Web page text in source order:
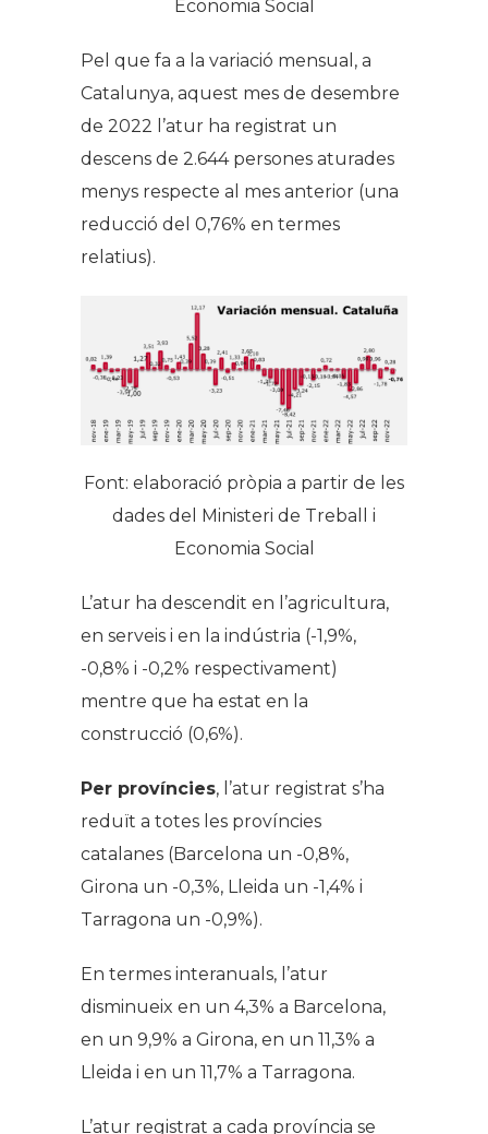
Economia Social
Pel que fa a la variació mensual, a
Catalunya, aquest mes de desembre
de 2022 l’atur ha registrat un
descens de 2.644 persones aturades
menys respecte al mes anterior (una
reducció del 0,76% en termes
relatius).
Font: elaboració pròpia a partir de les
dades del Ministeri de Treball i
Economia Social
L’atur ha descendit en l’agricultura,
en serveis i en la indústria (-1,9%,
-0,8% i -0,2% respectivament)
mentre que ha estat en la
construcció (0,6%).
Per províncies, l’atur registrat s’ha
reduït a totes les províncies
catalanes (Barcelona un -0,8%,
Girona un -0,3%, Lleida un -1,4% i
Tarragona un -0,9%).
En termes interanuals, l’atur
disminueix en un 4,3% a Barcelona,
en un 9,9% a Girona, en un 11,3% a
Lleida i en un 11,7% a Tarragona.
L’atur registrat a cada província se